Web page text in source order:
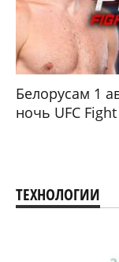
Белорусам 1
ночь UFC
ТЕХНОЛОГИИ